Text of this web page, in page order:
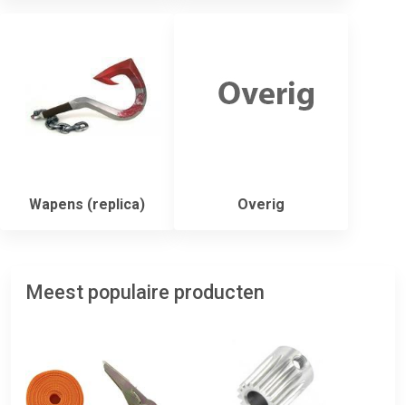
Wapens (replica) Overig
Meest populaire producten